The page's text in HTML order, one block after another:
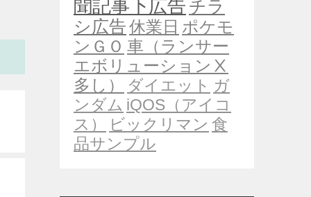
聞記事下広告 チラ
シ広告休業日 ポケモ
ンＧＯ 車（ランサー
エボリューションⅩ
多し）
ダイエット ガ
ンダム iQOS（アイコ
ス）
ビックリマン 食
品サンプル